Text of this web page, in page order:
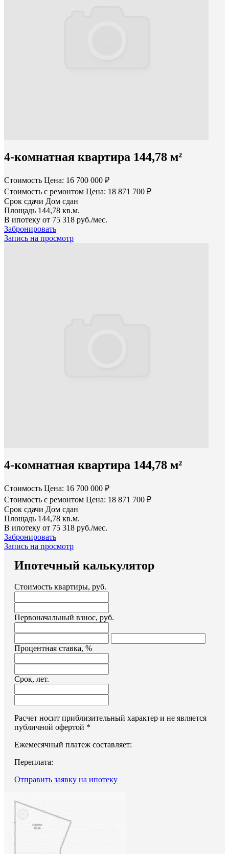
4-комнатная квартира 144,78 м²
Стоимость Цена: 16 700 000 ₽
Стоимость с ремонтом Цена: 18 871 700 ₽
Срок сдачи Дом сдан
Площадь 144,78 кв.м.
В ипотеку от 75 318 руб./мес.
Забронировать
Запись на просмотр
4-комнатная квартира 144,78 м²
Стоимость Цена: 16 700 000 ₽
Стоимость с ремонтом Цена: 18 871 700 ₽
Срок сдачи Дом сдан
Площадь 144,78 кв.м.
В ипотеку от 75 318 руб./мес.
Забронировать
Запись на просмотр
Ипотечный калькулятор
Стоимость квартиры, руб.
Первоначальный взнос, руб.
Процентная ставка, %
Срок, лет.
Расчет носит приблизительный характер и не является
публичной офертой *
Ежемесячный платеж составляет:
Переплата:
Отправить заявку на ипотеку